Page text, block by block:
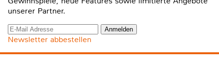
unserer Partner.
Newsletter abbestellen